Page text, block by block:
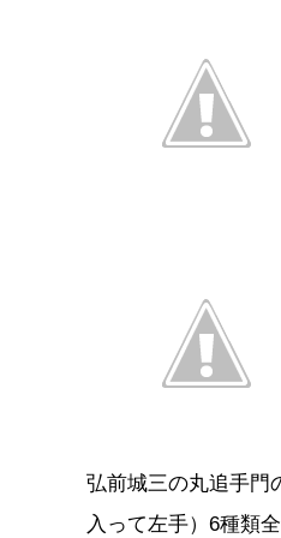
弘前城三の丸追手門
入って左手）6種類